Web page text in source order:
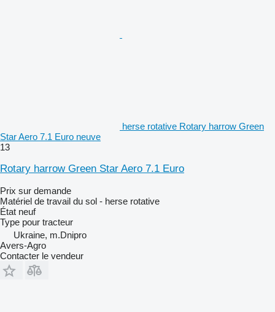
herse rotative Rotary harrow Green
Star Aero 7.1 Euro neuve
13
Rotary harrow Green Star Aero 7.1 Euro
Prix sur demande
Matériel de travail du sol - herse rotative
État neuf
Type pour tracteur
Ukraine, m.Dnipro
Avers-Agro
Contacter le vendeur